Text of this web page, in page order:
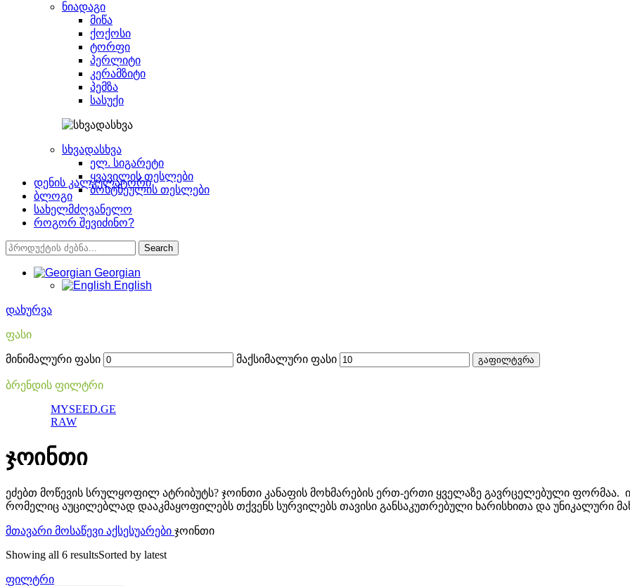
ნიადაგი
მიწა
ქოქოსი
ტორფი
პერლიტი
კერამზიტი
პემზა
სასუქი
სხვადასხვა
ელ. სიგარეტი
ყვავილის თესლები
ბოსტნეულის თესლები
დენის კალკულატორი
ბლოგი
სახელმძღვანელო
როგორ შევიძინო?
Search
Georgian
English
დახურვა
ფასი
მინიმალური ფასი მაქსიმალური ფასი გაფილტვრა
ბრენდის ფილტრი
MYSEED.GE
RAW
ჯოინთი
ეძებთ მოწევის სრულყოფილ ატრიბუტს? ჯოინთი კანაფის მოხმარების ერთ-ერთი ყველაზე გავრცელებული ფორმაა.
რომელიც აუცილებლად დააკმაყოფილებს თქვენს სურვილებს თავისი განსაკუთრებული ხარისხითა და უნიკალური
მთავარი მოსაწევი აქსესუარები ჯოინთი
Showing all 6 resultsSorted by latest
ფილტრი